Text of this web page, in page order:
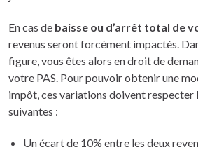
En cas de baisse ou d’arrêt total de
revenus seront forcément impactés.
figure, vous êtes alors en droit de
votre PAS. Pour pouvoir obtenir une
impôt, ces variations doivent respecter
suivantes :
Un écart de 10% entre les deux